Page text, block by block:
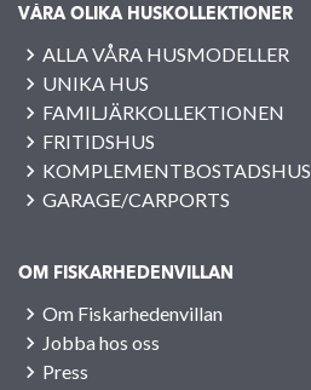
VÅRA OLIKA HUSKOLLEKTIONER
ALLA VÅRA HUSMODELLER
UNIKA HUS
FAMILJÄRKOLLEKTIONEN
FRITIDSHUS
KOMPLEMENTBOSTADSHUS
GARAGE/CARPORTS
OM FISKARHEDENVILLAN
Om Fiskarhedenvillan
Jobba hos oss
Press